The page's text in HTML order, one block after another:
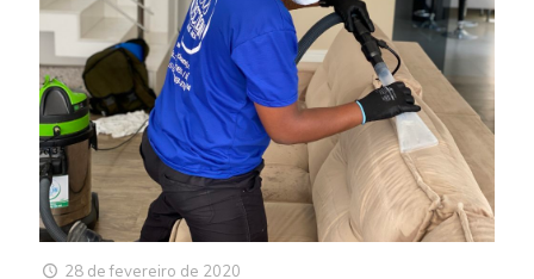
28 de fevereiro de 2020